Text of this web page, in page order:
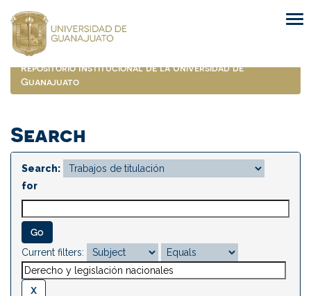
navigation
Repositorio Institucional de la Universidad de
Guanajuato
Search
Search:
for
Current filters: